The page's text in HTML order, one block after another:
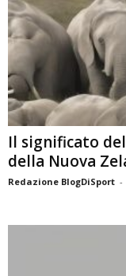
Il significato
della Nuova
Redazione BlogDiSport -